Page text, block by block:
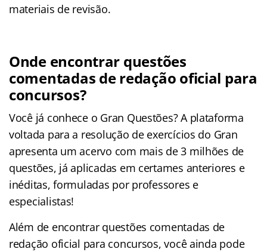
materiais de revisão.
Onde encontrar questões
comentadas de redação oficial para
concursos?
Você já conhece o Gran Questões? A plataforma
voltada para a resolução de exercícios do Gran
apresenta um acervo com mais de 3 milhões de
questões, já aplicadas em certames anteriores e
inéditas, formuladas por professores e
especialistas!
Além de encontrar questões comentadas de
redação oficial para concursos, você ainda pode